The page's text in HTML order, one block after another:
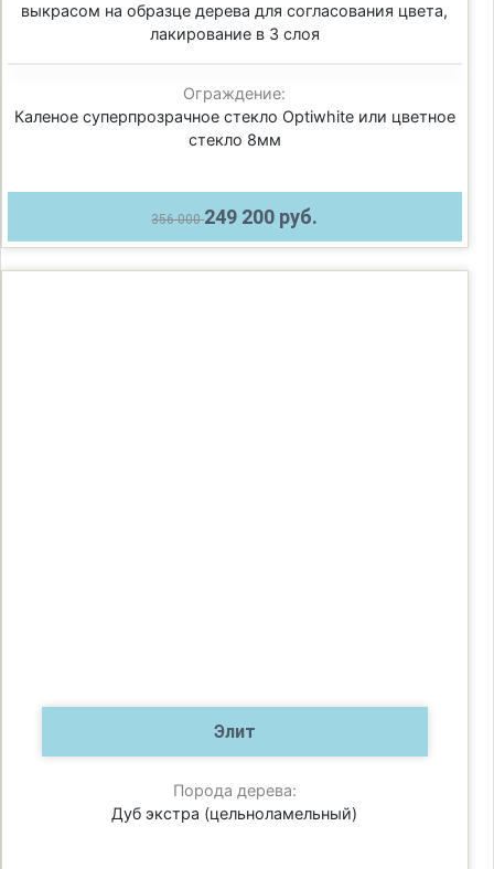
выкрасом на образце дерева для согласования цвета,
лакирование в 3 слоя
Ограждение:
Каленое суперпрозрачное стекло Optiwhite или цветное
стекло 8мм
356 000249 200 руб.
Элит
Порода дерева:
Дуб экстра (цельноламельный)